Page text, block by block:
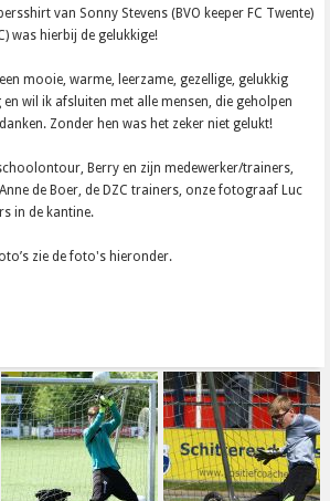
van Sonny Stevens (BVO keeper FC Twente)
was hierbij de gelukkige!
mooie, warme, leerzame, gezellige, gelukkig
wil ik afsluiten met alle mensen, die geholpen
Zonder hen was het zeker niet gelukt!
Berry en zijn medewerker/trainers,
de Boer, de DZC trainers, onze fotograaf Luc
in de kantine.
zie de foto's hieronder.